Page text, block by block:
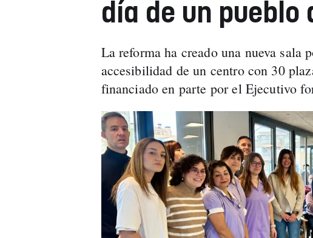
día de un pueblo
La reforma ha creado una nueva sala
accesibilidad de un centro con 30
financiado en parte por el Ejecutivo